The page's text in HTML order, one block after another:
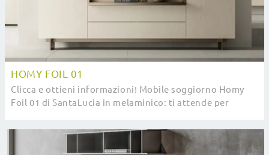
HOMY FOIL 01
Clicca e ottieni informazioni! Mobile soggiorno Homy
Foil 01 di SantaLucia in melaminico: ti attende per